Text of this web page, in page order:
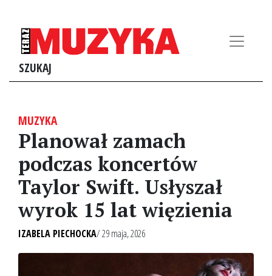
SZUKAJ
MUZYKA
Planował zamach
podczas koncertów
Taylor Swift. Usłyszał
wyrok 15 lat więzienia
IZABELA PIECHOCKA/ 29 maja, 2026